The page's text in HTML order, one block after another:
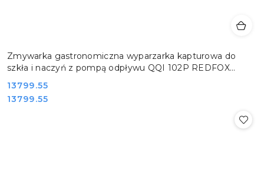
Zmywarka gastronomiczna wyparzarka kapturowa do
szkła i naczyń z pompą odpływu QQI 102P REDFOX
Cena:
13799.55
Cena:
13799.55